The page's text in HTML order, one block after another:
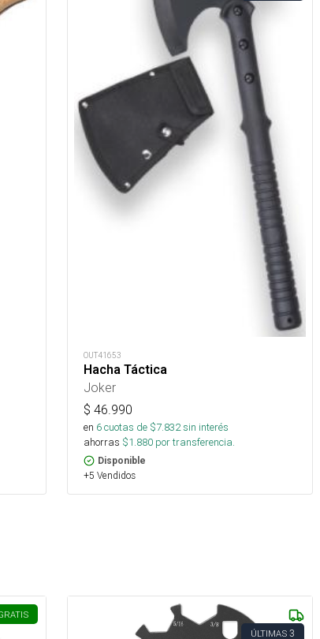
OUT41653
Hacha Táctica
Joker
$ 46.990
en 6cuotas de $7.832sin interés
ahorras $1.880 por transferencia.
Disponible
+5 Vendidos
ÚLTIMAS 3